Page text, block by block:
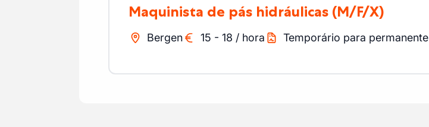
Maquinista de pás hidráulicas (M/F/X)
Bergen 15 - 18 / hora Temporário para permanente